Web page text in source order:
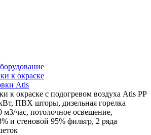
к окраске
Atis
к окраске с подогревом воздуха Atis PP
ПВХ шторы, дизельная горелка
час, потолочное освещение,
и стеновой 95% фильтр, 2 ряда